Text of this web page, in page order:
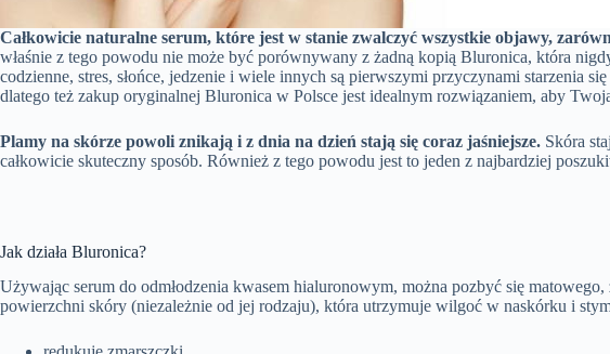
Całkowicie naturalne serum, które jest w stanie zwalczyć wszystkie objawy,
właśnie z tego powodu nie może być porównywany z żadną kopią Bluronica, która
codzienne, stres, słońce, jedzenie i wiele innych są pierwszymi przyczynami starzenia
dlatego też zakup oryginalnej Bluronica w Polsce jest idealnym rozwiązaniem, aby
Plamy na skórze powoli znikają i z dnia na dzień stają się coraz jaśniejsze. Skóra
całkowicie skuteczny sposób. Również z tego powodu jest to jeden z najbardziej
Jak działa Bluronica?
Używając serum do odmłodzenia kwasem hialuronowym, można pozbyć się
powierzchni skóry (niezależnie od jej rodzaju), która utrzymuje wilgoć w naskórku i